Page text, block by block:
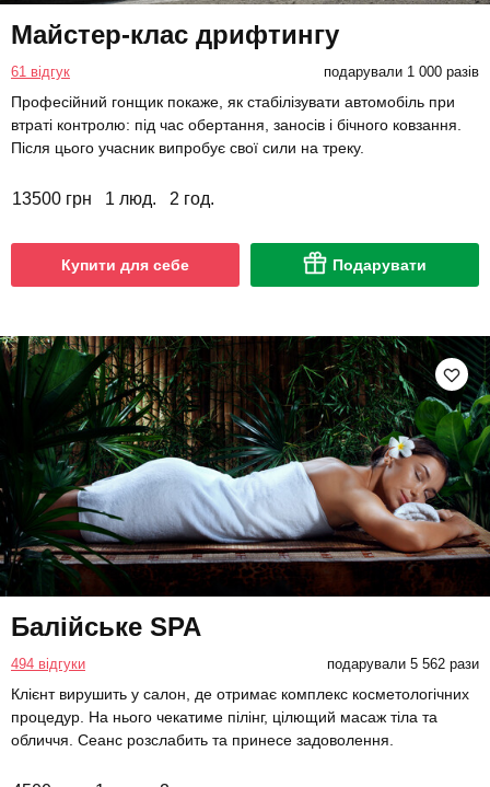
Майстер-клас дрифтингу
61 відгук подарували 1 000 разів
Професійний гонщик покаже, як стабілізувати автомобіль при
втраті контролю: під час обертання, заносів і бічного ковзання.
Після цього учасник випробує свої сили на треку.
13500 грн 1 люд. 2 год.
Купити для себе Подарувати
Балійське SPA
494 відгуки подарували 5 562 рази
Клієнт вирушить у салон, де отримає комплекс косметологічних
процедур. На нього чекатиме пілінг, цілющий масаж тіла та
обличчя. Сеанс розслабить та принесе задоволення.